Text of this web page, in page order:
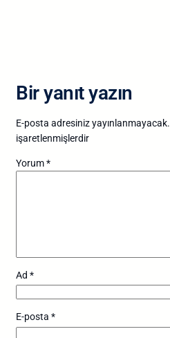
Bir yanıt yazın
E-posta adresiniz yayınlanmayacak.
işaretlenmişlerdir
Yorum*
Ad *
E-posta *